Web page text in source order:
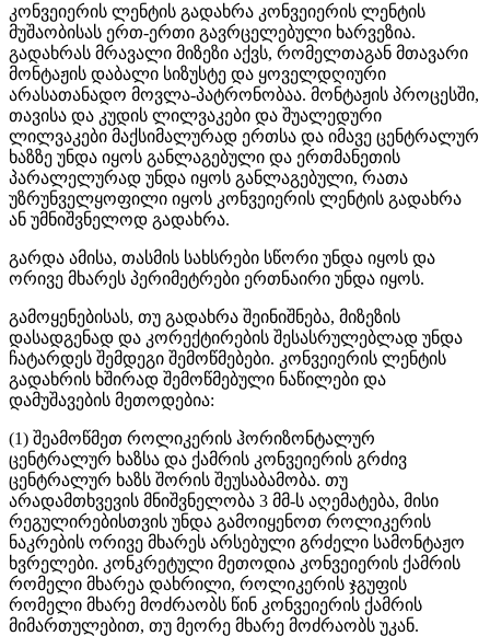
კონვეიერის ლენტის გადახრა კონვეიერის ლენტის
მუშაობისას ერთ-ერთი გავრცელებული ხარვეზია.
გადახრას მრავალი მიზეზი აქვს, რომელთაგან მთავარი
მონტაჟის დაბალი სიზუსტე და ყოველდღიური
არასათანადო მოვლა-პატრონობაა. მონტაჟის პროცესში,
თავისა და კუდის ლილვაკები და შუალედური
ლილვაკები მაქსიმალურად ერთსა და იმავე ცენტრალურ
ხაზზე უნდა იყოს განლაგებული და ერთმანეთის
პარალელურად უნდა იყოს განლაგებული, რათა
უზრუნველყოფილი იყოს კონვეიერის ლენტის გადახრა
ან უმნიშვნელოდ გადახრა.
გარდა ამისა, თასმის სახსრები სწორი უნდა იყოს და
ორივე მხარეს პერიმეტრები ერთნაირი უნდა იყოს.
გამოყენებისას, თუ გადახრა შეინიშნება, მიზეზის
დასადგენად და კორექტირების შესასრულებლად უნდა
ჩატარდეს შემდეგი შემოწმებები. კონვეიერის ლენტის
გადახრის ხშირად შემოწმებული ნაწილები და
დამუშავების მეთოდებია:
(1) შეამოწმეთ როლიკერის ჰორიზონტალურ
ცენტრალურ ხაზსა და ქამრის კონვეიერის გრძივ
ცენტრალურ ხაზს შორის შეუსაბამობა. თუ
არადამთხვევის მნიშვნელობა 3 მმ-ს აღემატება, მისი
რეგულირებისთვის უნდა გამოიყენოთ როლიკერის
ნაკრების ორივე მხარეს არსებული გრძელი სამონტაჟო
ხვრელები. კონკრეტული მეთოდია კონვეიერის ქამრის
რომელი მხარეა დახრილი, როლიკერის ჯგუფის
რომელი მხარე მოძრაობს წინ კონვეიერის ქამრის
მიმართულებით, თუ მეორე მხარე მოძრაობს უკან.